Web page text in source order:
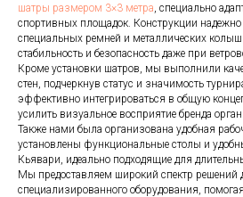
шатры размером 3×3 метра, специально
спортивных площадок. Конструкции
специальных ремней и металлических
стабильность и безопасность даже при
Кроме установки шатров, мы выполнили
стен, подчеркнув статус и значимость
эффективно интегрироваться в общую
усилить визуальное восприятие бренда
Также нами была организована удобная
установлены функциональные столы и
Кьявари, идеально подходящие для
Мы предоставляем широкий спектр решений
специализированного оборудования,